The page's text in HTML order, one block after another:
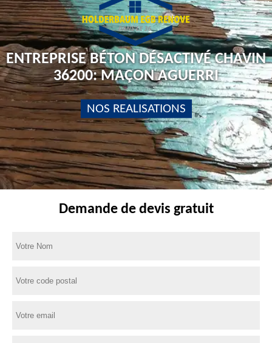
ENTREPRISE BÉTON DÉSACTIVÉ CHAVIN
36200: MAÇON AGUERRI
NOS REALISATIONS
Demande de devis gratuit